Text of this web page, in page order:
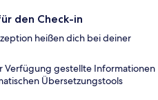
den Check-in
heißen dich bei deiner
Verfügung gestellte Informationen
Übersetzungstools